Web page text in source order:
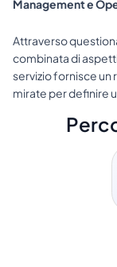
Management e
Attraverso
combinata di
servizio fornisce
mirate per definire